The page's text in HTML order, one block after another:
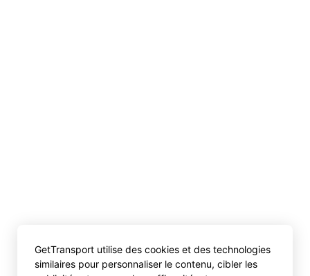
GetTransport utilise des cookies et des technologies
similaires pour personnaliser le contenu, cibler les